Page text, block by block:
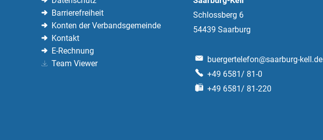
Barrierefreiheit
Konten der Verbandsgemeinde
Kontakt
E-Rechnung
Team Viewer
Schlossberg 6
54439 Saarburg
buergertelefon@saarburg-kell.de
+49 6581/ 81-0
+49 6581/ 81-220